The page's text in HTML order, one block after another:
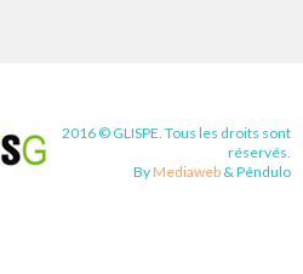
2016 © GLISPE. Tous les droits sont
réservés.
By Mediaweb &Pêndulo